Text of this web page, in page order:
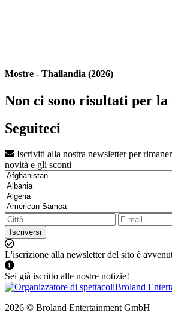
Mostre - Thailandia (2026)
Non ci sono risultati per la
Seguiteci
Iscriviti alla nostra newsletter per
novità e gli sconti
Iscriversi
L'iscrizione alla newsletter del sito è
Sei già iscritto alle nostre notizie!
2026 © Broland Entertainment GmbH